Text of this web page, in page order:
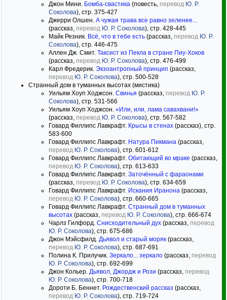
Джон Мини. Бомба-свастика (повесть, перевод Ю. Р.
Соколова), стр. 375-427
Джерри Олшен. А чужая трава все равно зеленее...
(рассказ, перевод Ю. Р. Соколова), стр. 428-445
Майк Резник. Всё, что в тебе есть (рассказ, перевод Ю. Р.
Соколова), стр. 446-475
Аллен Дж. Смит. Таксист из Пекла в стране Пиу-Хоков
(рассказ, перевод Ю. Р. Соколова), стр. 476-499
Карл Фредерик. Экзоантропный принцип (рассказ,
перевод Ю. Р. Соколова), стр. 500-528
Странный дом в туманных высотах (мистика)
Уильям Хоуп Ходжсон. Свинья (рассказ, перевод Ю. Р.
Соколова), стр. 531-566
Уильям Хоуп Ходжсон. «Или, или, лама савахвани!»
(рассказ, перевод Ю. Р. Соколова), стр. 567-582
Говард Филлипс Лавкрафт. Крысы в стенах (рассказ), стр.
583-600
Говард Филлипс Лавкрафт. Натура Пикмана (рассказ,
перевод Ю. Р. Соколова), стр. 601-612
Говард Филлипс Лавкрафт. Обитающий во мраке (рассказ,
перевод Ю. Р. Соколова), стр. 613-633
Говард Филлипс Лавкрафт. Заточённый с фараонами
(рассказ, перевод Ю. Р. Соколова), стр. 634-659
Говард Филлипс Лавкрафт. Искания Иранона (рассказ,
перевод Ю. Р. Соколова), стр. 660-665
Говард Филлипс Лавкрафт. Странный дом в туманных
высотах (рассказ, перевод Ю. Р. Соколова), стр. 666-674
Чарлз Гилфорд. Снисходительный дух (рассказ, перевод
Ю. Р. Соколова), стр. 675-686
Джон Мэйсфилд. Дьявол и старый моряк (рассказ,
перевод Ю. Р. Соколова), стр. 687-691
Полина К. Прилучик. Зеркало... зеркало (рассказ, перевод
Ю. Р. Соколова), стр. 692-699
Джон Кольер. Дьявол, Джордж и Рози (рассказ, перевод
Ю. Р. Соколова), стр. 700-718
Дороти Б. Беннет. Рождественский рассказ (рассказ,
перевод Ю. Р. Соколова), стр. 719-724